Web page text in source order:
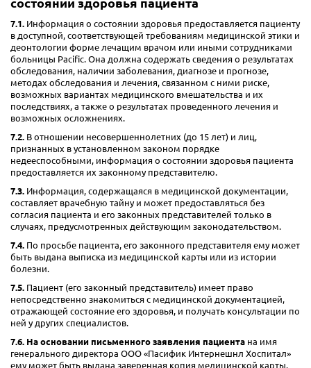
состоянии здоровья пациента
7.1. Информация о состоянии здоровья предоставляется пациенту
в доступной, соответствующей требованиям медицинской этики и
деонтологии форме лечащим врачом или иными сотрудниками
больницы Pacific. Она должна содержать сведения о результатах
обследования, наличии заболевания, диагнозе и прогнозе,
методах обследования и лечения, связанном с ними риске,
возможных вариантах медицинского вмешательства и их
последствиях, а также о результатах проведенного лечения и
возможных осложнениях.
7.2. В отношении несовершеннолетних (до 15 лет) и лиц,
признанных в установленном законом порядке
недееспособными, информация о состоянии здоровья пациента
предоставляется их законному представителю.
7.3. Информация, содержащаяся в медицинской документации,
составляет врачебную тайну и может предоставляться без
согласия пациента и его законных представителей только в
случаях, предусмотренных действующим законодательством.
7.4. По просьбе пациента, его законного представителя ему может
быть выдана выписка из медицинской карты или из истории
болезни.
7.5. Пациент (его законный представитель) имеет право
непосредственно знакомиться с медицинской документацией,
отражающей состояние его здоровья, и получать консультации по
ней у других специалистов.
7.6. На основании письменного заявления пациента на имя
генерального директора ООО «Пасифик Интернешнл Хоспитал»
ему может быть выдана заверенная копия медицинской карты.